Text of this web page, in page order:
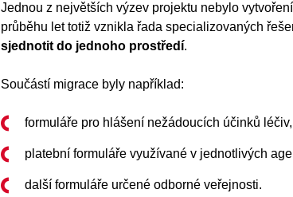
Jednou z největších výzev projektu nebylo
průběhu let totiž vznikla řada specializovaných
sjednotit do jednoho prostředí.
Součástí migrace byly například:
formuláře pro hlášení nežádoucích účinků léčiv,
platební formuláře využívané v jednotlivých
další formuláře určené odborné veřejnosti.